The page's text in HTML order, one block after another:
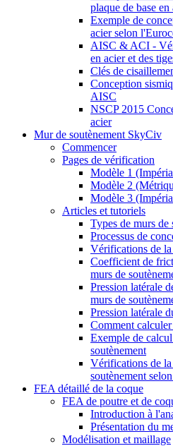
plaque de base en
Exemple de
acier selon
AISC & ACI -
en acier et des
Clés de
Conception
AISC
NSCP 2015
acier
Mur de soutènement SkyCiv
Commencer
Pages de vérification
Modèle 1
Modèle 2
Modèle 3
Articles et tutoriels
Types de murs de
Processus de
Vérifications de la
Coefficient de
murs de
Pression latérale
murs de
Pression latérale
Comment
Exemple de
soutènement
Vérifications de
soutènement
FEA détaillé de la coque
FEA de poutre et de
Introduction à
Présentation du
Modélisation et maillage